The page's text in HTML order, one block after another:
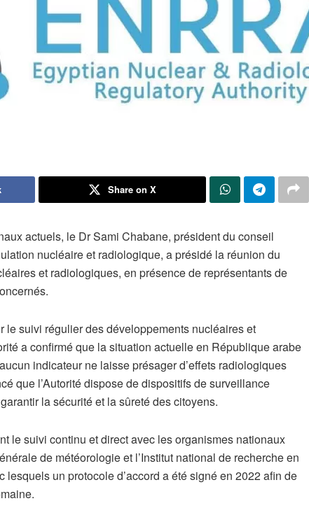
Share on X
actuels, le Dr Sami Chabane, président du conseil
nucléaire et radiologique, a présidé la réunion du
et radiologiques, en présence de représentants de
le suivi régulier des développements nucléaires et
a confirmé que la situation actuelle en République arabe
indicateur ne laisse présager d’effets radiologiques
que l’Autorité dispose de dispositifs de surveillance
la sécurité et la sûreté des citoyens.
le suivi continu et direct avec les organismes nationaux
de météorologie et l’Institut national de recherche en
un protocole d’accord a été signé en 2022 afin de